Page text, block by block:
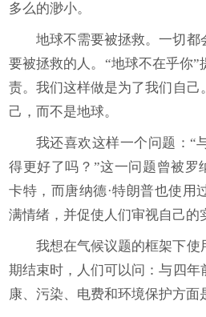
多么的渺小。
地球不需要被拯救。一切
要被拯救的人。“地球不在乎你”
责。我们这样做是为了我们自己
己，而不是地球。
我还喜欢这样一个问题：“
得更好了吗？”这一问题曾被罗
卡特，而唐纳德·特朗普也使用
满情绪，并促使人们审视自己的
我想在气候议题的框架下
期结束时，人们可以问：与四年
康、污染、电费和环境保护方面